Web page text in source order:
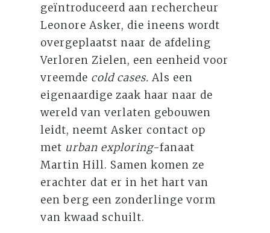
geïntroduceerd aan rechercheur
Leonore Asker, die ineens wordt
overgeplaatst naar de afdeling
Verloren Zielen, een eenheid voor
vreemde cold cases. Als een
eigenaardige zaak haar naar de
wereld van verlaten gebouwen
leidt, neemt Asker contact op
met urban exploring-fanaat
Martin Hill. Samen komen ze
erachter dat er in het hart van
een berg een zonderlinge vorm
van kwaad schuilt.